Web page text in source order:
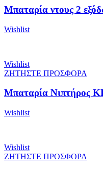
Μπαταρία ντους 2
Wishlist
Wishlist
ΖΗΤΗΣΤΕ ΠΡΟΣΦΟΡΑ
Μπαταρία Νιπτήρος
Wishlist
Wishlist
ΖΗΤΗΣΤΕ ΠΡΟΣΦΟΡΑ